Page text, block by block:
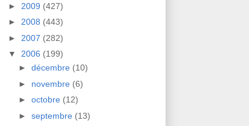
► 2009 (427)
► 2008 (443)
► 2007 (282)
▼ 2006 (199)
► décembre (10)
► novembre (6)
► octobre (12)
► septembre (13)